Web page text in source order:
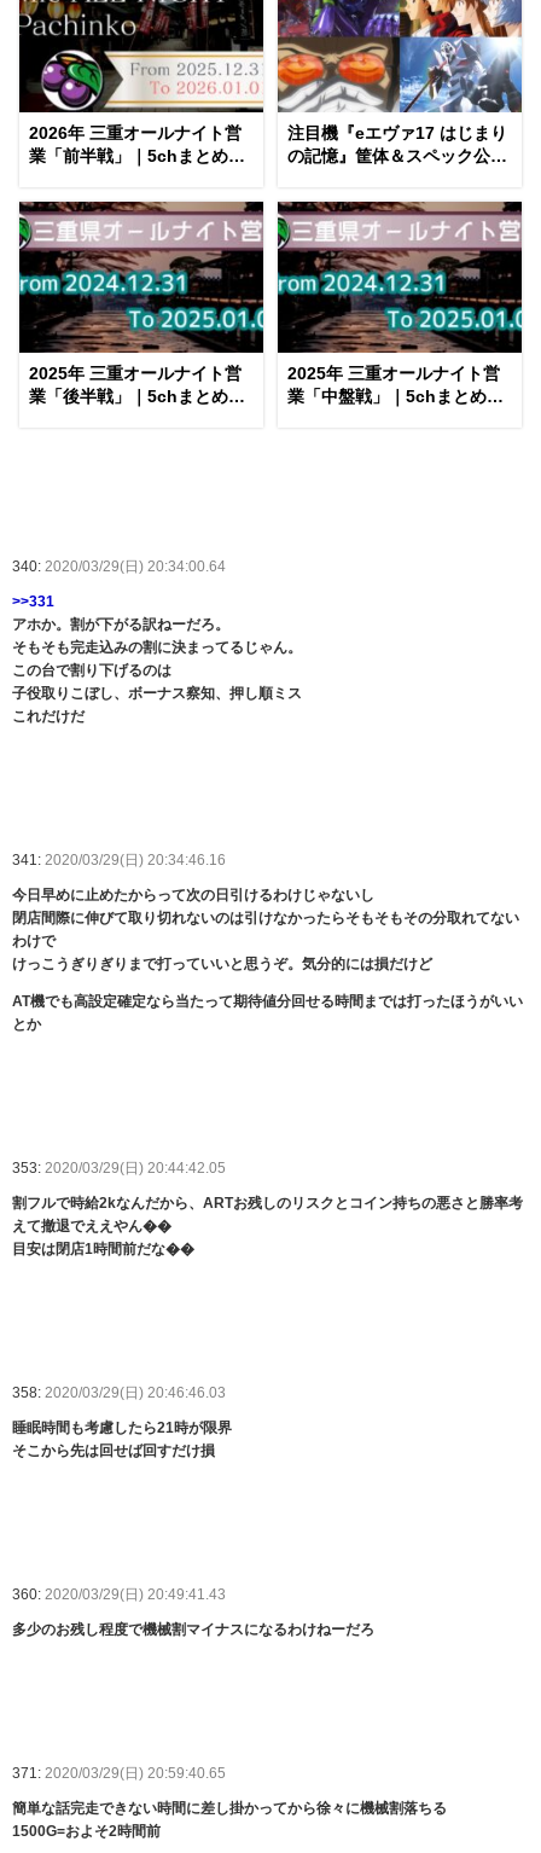
etc…
2026年 三重オールナイト営
業「前半戦」｜5chまとめ＆
注目機『eエヴァ17 はじまり
の記憶』筐体＆スペック公開
的、EVA15検定切れを見越し
たか、初号機デッカい etc…
2025年 三重オールナイト営
業「後半戦」｜5chまとめ＆
2025年 三重オールナイト営
業「中盤戦」｜5chまとめ＆
340: 2020/03/29(日) 20:34:00.64
>>331
アホか。割が下がる訳ねーだろ。
そもそも完走込みの割に決まってるじゃん。
この台で割り下げるのは
子役取りこぼし、ボーナス察知、押し順ミス
これだけだ
341: 2020/03/29(日) 20:34:46.16
今日早めに止めたからって次の日引けるわけじゃないし
閉店間際に伸びて取り切れないのは引けなかったらそもそもその分取れてない
わけで
けっこうぎりぎりまで打っていいと思うぞ。気分的には損だけど
AT機でも高設定確定なら当たって期待値分回せる時間までは打ったほうがいい
とか
353: 2020/03/29(日) 20:44:42.05
割フルで時給2kなんだから、ARTお残しのリスクとコイン持ちの悪さと勝率考
えて撤退でええやん��
目安は閉店1時間前だな��
358: 2020/03/29(日) 20:46:46.03
睡眠時間も考慮したら21時が限界
そこから先は回せば回すだけ損
360: 2020/03/29(日) 20:49:41.43
多少のお残し程度で機械割マイナスになるわけねーだろ
371: 2020/03/29(日) 20:59:40.65
簡単な話完走できない時間に差し掛かってから徐々に機械割落ちる
1500G=およそ2時間前